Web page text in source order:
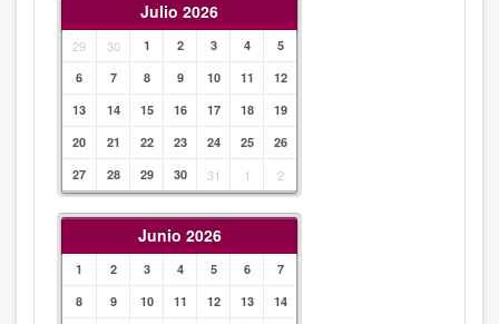
Julio 2026
29 30 1 2 3 4
5
6
7 8 9 10 11
12
13
14 15 16 17 18
19
20
21 22 23 24 25
26
27
28 29 30 31 1 2
Junio 2026
1 2 3 4 5 6
7
8
9 10 11 12 13
14